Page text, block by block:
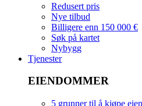
Redusert pris
Nye tilbud
Billigere enn 150 000 €
Søk på kartet
Nybygg
Tjenester
EIENDOMMER
5 grunner til å kjøpe